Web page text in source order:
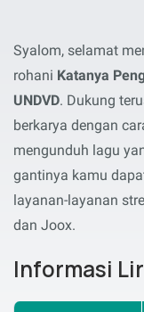
Syalom, selamat
rohani Katanya
UNDVD. Dukung
berkarya dengan
mengunduh lagu
gantinya kamu
layanan-layanan
dan Joox.
Informasi